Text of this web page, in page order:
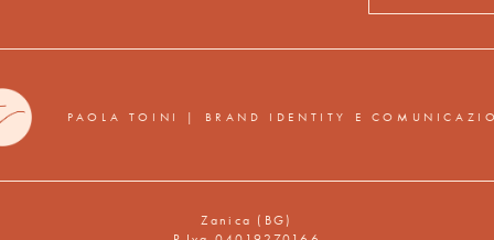
PAOLA TOINI | BRAND IDENTITY E
Zanica (BG)